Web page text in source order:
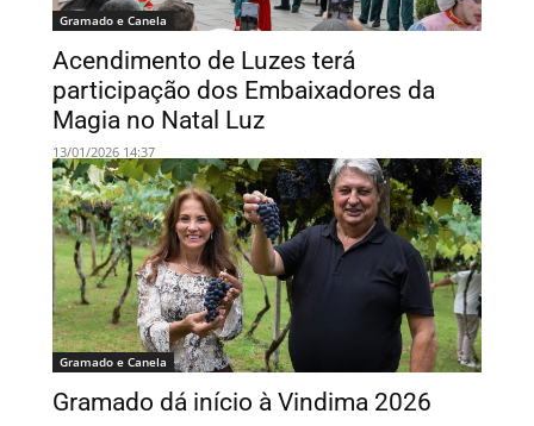
Gramado e Canela
Acendimento de Luzes terá
participação dos Embaixadores da
Magia no Natal Luz
13/01/2026 14:37
Gramado e Canela
Gramado dá início à Vindima 2026